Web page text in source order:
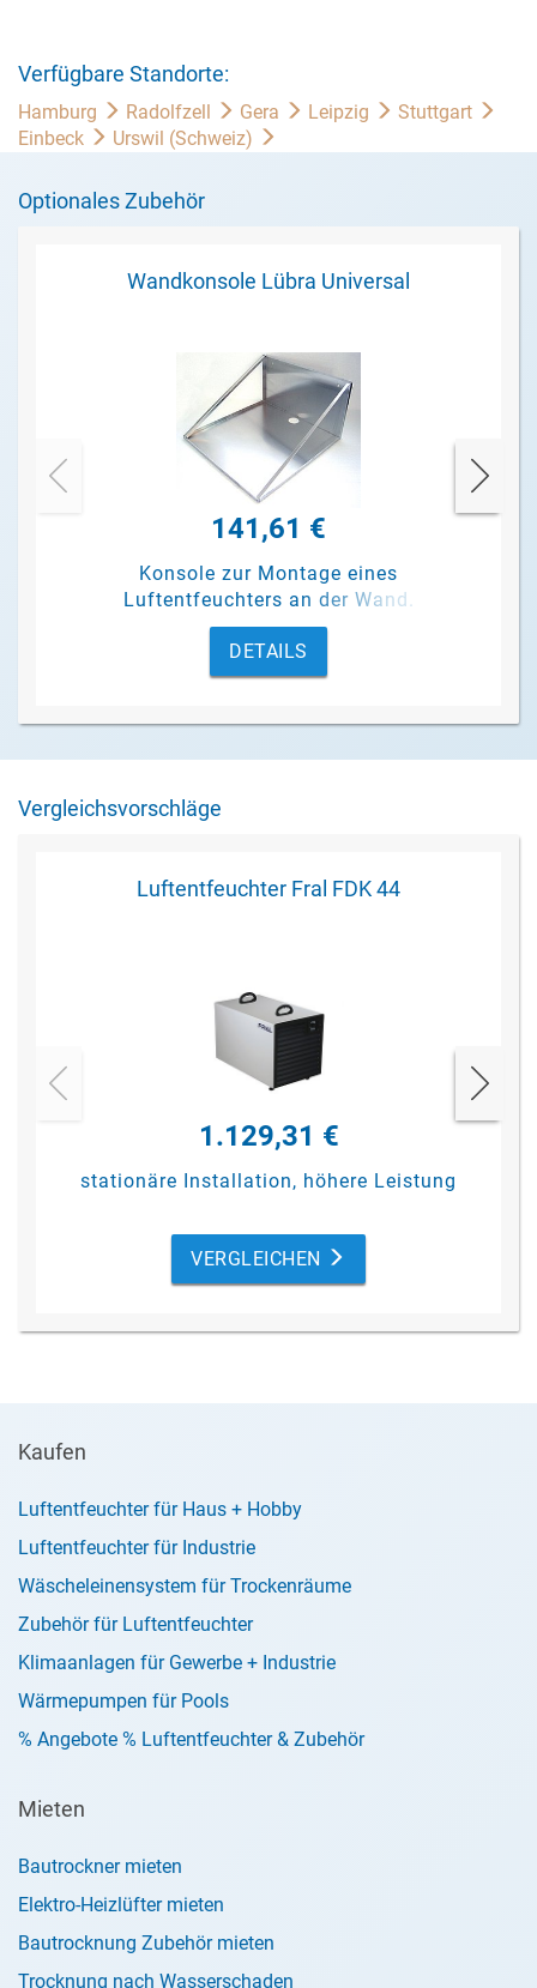
Verfügbare Standorte:
Hamburg Radolfzell Gera Leipzig
Stuttgart
Einbeck
Urswil (Schweiz)
Optionales Zubehör
Wandkonsole Lübra Universal
141,61 €
Konsole zur Montage eines
Luftentfeuchters an der Wand.
DETAILS
Vergleichsvorschläge
Luftentfeuchter Fral FDK 44
1.129,31 €
stationäre Installation, höhere Leistung
VERGLEICHEN
Kaufen
Luftentfeuchter für Haus + Hobby
Luftentfeuchter für Industrie
Wäscheleinensystem für Trockenräume
Zubehör für Luftentfeuchter
Klimaanlagen für Gewerbe + Industrie
Wärmepumpen für Pools
% Angebote % Luftentfeuchter & Zubehör
Mieten
Bautrockner mieten
Elektro-Heizlüfter mieten
Bautrocknung Zubehör mieten
Trocknung nach Wasserschaden